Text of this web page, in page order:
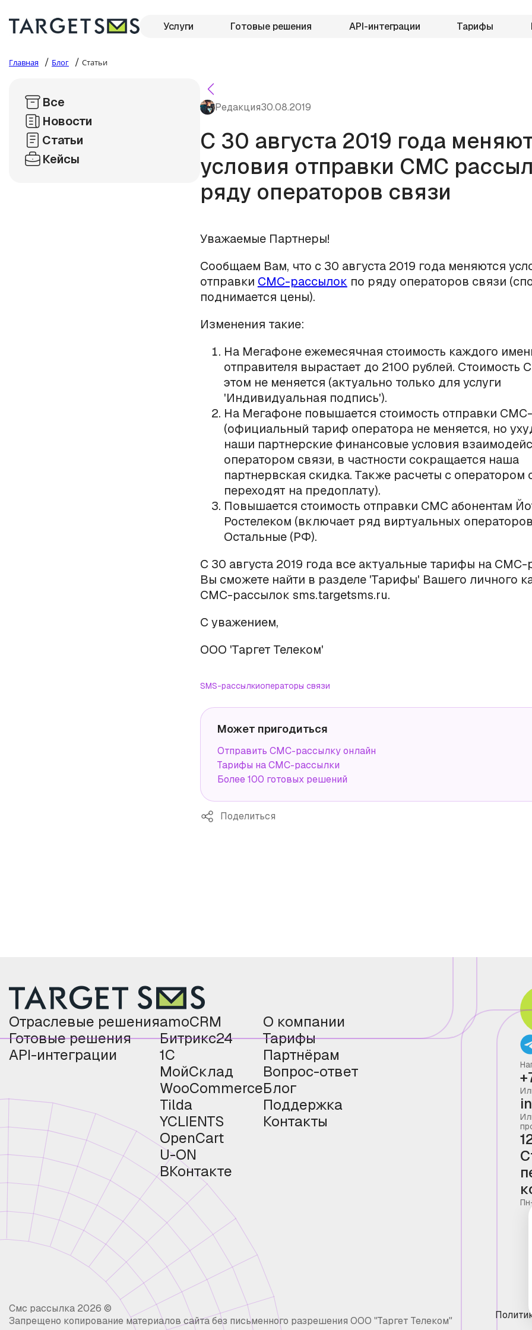
Услуги Готовые решения API-интеграции Тарифы
Главная / Блог / Статьи
Все
Новости
Статьи
Кейсы
Редакция30.08.2019
С 30 августа 2019 года
условия отправки СМС
ряду операторов связи
Уважаемые Партнеры!
Сообщаем Вам, что с 30 августа 2019 года меняются
отправки СМС-рассылок по ряду операторов связи
поднимается цены).
Изменения такие:
На Мегафоне ежемесячная стоимость каждого
отправителя вырастает до 2100 рублей. Стоимость
этом не меняется (актуально только для услуги
'Индивидуальная подпись').
На Мегафоне повышается стоимость отправки
(официальный тариф оператора не меняется, но
наши партнерские финансовые условия
оператором связи, в частности сокращается наша
партнервская скидка. Также расчеты с оператором
переходят на предоплату).
Повышается стоимость отправки СМС абонентам
Ростелеком (включает ряд виртуальных
Остальные (РФ).
С 30 августа 2019 года все актуальные тарифы на СМС-
Вы сможете найти в разделе 'Тарифы' Вашего личного
СМС-рассылок sms.targetsms.ru.
С уважением,
ООО 'Таргет Телеком'
SMS-рассылкиоператоры связи
Может пригодиться
Отправить СМС-рассылку онлайн
Тарифы на СМС-рассылки
Более 100 готовых решений
Поделиться
Отраслевые решения
Готовые решения
API-интеграции
amoCRM
Битрикс24
1С
МойСклад
WooCommerce
Tilda
YCLIENTS
OpenCart
U-ON
ВКонтакте
О компании
Тарифы
Партнёрам
Вопрос-ответ
Блог
Поддержка
Контакты
Смс рассылка 2026 ©
Запрещено копирование материалов сайта без письменного разрешения ООО "Таргет Телеком"